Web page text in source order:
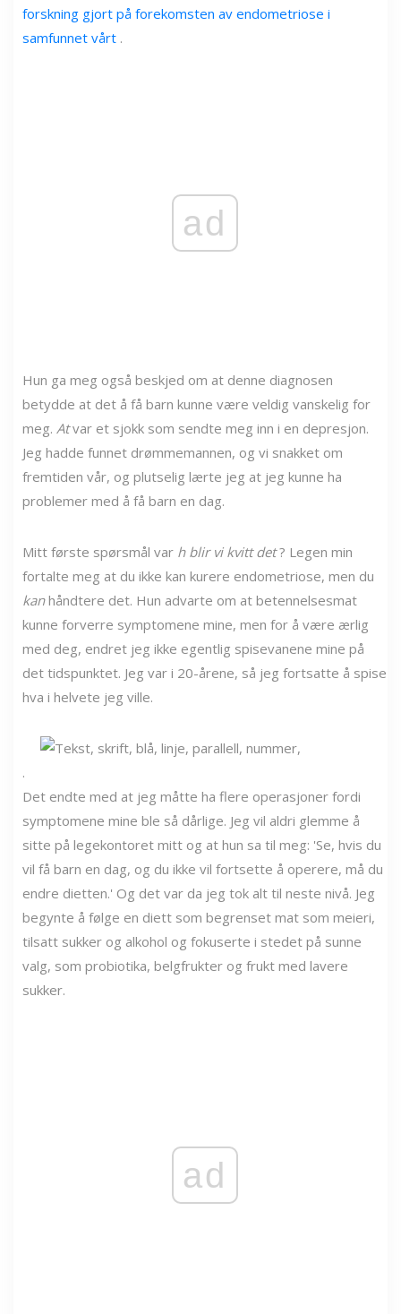
forskning gjort på forekomsten av endometriose i
samfunnet vårt .
ad
Hun ga meg også beskjed om at denne diagnosen
betydde at det å få barn kunne være veldig vanskelig for
meg. Atvar et sjokk som sendte meg inn i en depresjon.
Jeg hadde funnet drømmemannen, og vi snakket om
fremtiden vår, og plutselig lærte jeg at jeg kunne ha
problemer med å få barn en dag.
Mitt første spørsmål var h blir vi kvitt det? Legen min
fortalte meg at du ikke kan kurere endometriose, men du
kanhåndtere det. Hun advarte om at betennelsesmat
kunne forverre symptomene mine, men for å være ærlig
med deg, endret jeg ikke egentlig spisevanene mine på
det tidspunktet. Jeg var i 20-årene, så jeg fortsatte å spise
hva i helvete jeg ville.
.
Det endte med at jeg måtte ha flere operasjoner fordi
symptomene mine ble så dårlige. Jeg vil aldri glemme å
sitte på legekontoret mitt og at hun sa til meg: 'Se, hvis du
vil få barn en dag, og du ikke vil fortsette å operere, må du
endre dietten.' Og det var da jeg tok alt til neste nivå. Jeg
begynte å følge en diett som begrenset mat som meieri,
tilsatt sukker og alkohol og fokuserte i stedet på sunne
valg, som probiotika, belgfrukter og frukt med lavere
sukker.
ad